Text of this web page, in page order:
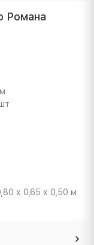
Романа
х 0,65 х 0,50 м